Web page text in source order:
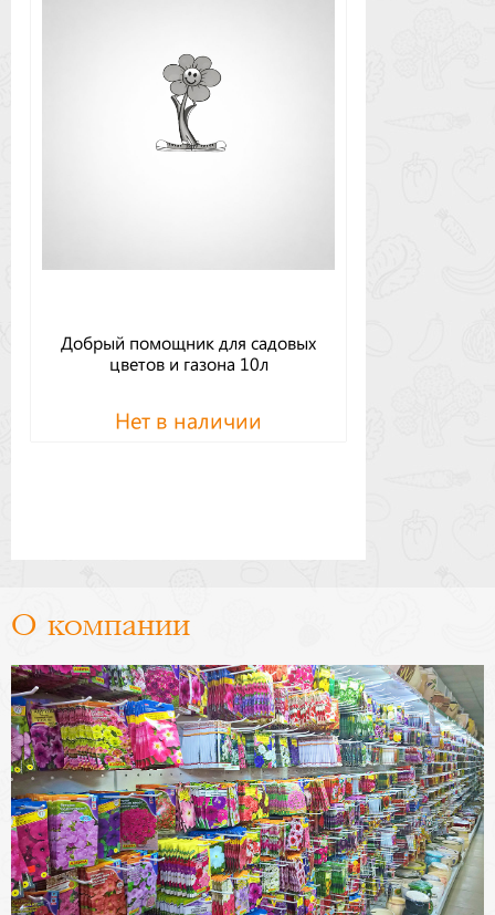
Добрый помощник для садовых
цветов и газона 10л
Нет в наличии
О компании